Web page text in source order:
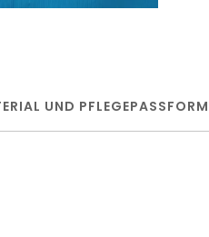
UND PFLEGEPASSFORM